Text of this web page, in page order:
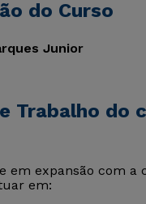
do Curso
Junior
Trabalho do
em expansão com
em: